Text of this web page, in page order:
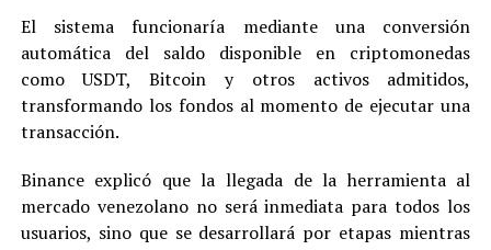
El sistema funcionaría mediante una conversión
automática del saldo disponible en criptomonedas
como USDT, Bitcoin y otros activos admitidos,
transformando los fondos al momento de ejecutar una
transacción.
Binance explicó que la llegada de la herramienta al
mercado venezolano no será inmediata para todos los
usuarios, sino que se desarrollará por etapas mientras